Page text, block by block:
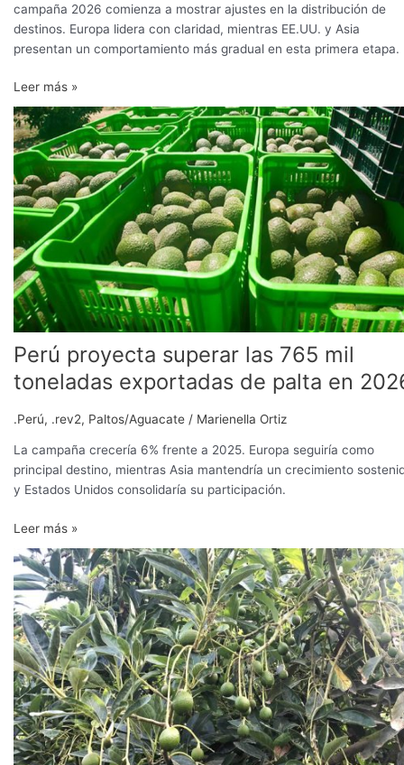
campaña 2026 comienza a mostrar ajustes en la distribución de
destinos. Europa lidera con claridad, mientras EE.UU. y Asia
presentan un comportamiento más gradual en esta primera etapa.
Leer más »
Perú proyecta superar las 765 mil
toneladas exportadas de palta en
.Perú, .rev2, Paltos/Aguacate / Marienella Ortiz
La campaña crecería 6% frente a 2025. Europa seguiría como
principal destino, mientras Asia mantendría un crecimiento
y Estados Unidos consolidaría su participación.
Perú
proyecta
superar
las
765
mil
toneladas
exportadas
de
palta
en
2026
Leer más »
Exportaciones
de
palta
Hass
peruana
crecerían
7%
en
campaña
2026